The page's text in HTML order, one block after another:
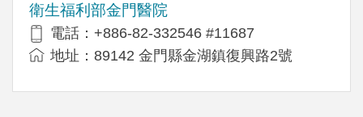
衛生福利部金門醫院
電話：+886-82-332546 #11687
地址：89142 金門縣金湖鎮復興路2號